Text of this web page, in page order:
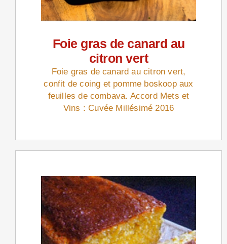
Foie gras de canard au
citron vert
Foie gras de canard au citron vert,
confit de coing et pomme boskoop aux
feuilles de combava. Accord Mets et
Vins : Cuvée Millésimé 2016